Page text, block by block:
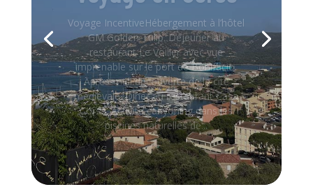
Voyage IncentiveHébergement à l’hôtel
GM Golden Tulip. Déjeuner au
restaurant Le Voilier avec vue
imprenable sur le port de Bonifacio.
Après-midi découverte de la cité
médiévale. Dîner au restaurant Casa
Corsa. Activité canyoning dans les
piscines naturelles de...